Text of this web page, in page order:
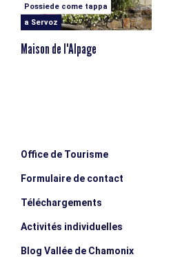
Possiede come tappa
a Servoz
Maison de l'Alpage
Office de Tourisme
Formulaire de contact
Téléchargements
Activités individuelles
Blog Vallée de Chamonix